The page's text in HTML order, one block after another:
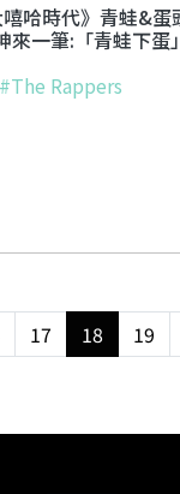
嘻哈時代》青蛙&
一筆:「青蛙下蛋
#The Rappers
17 18 19